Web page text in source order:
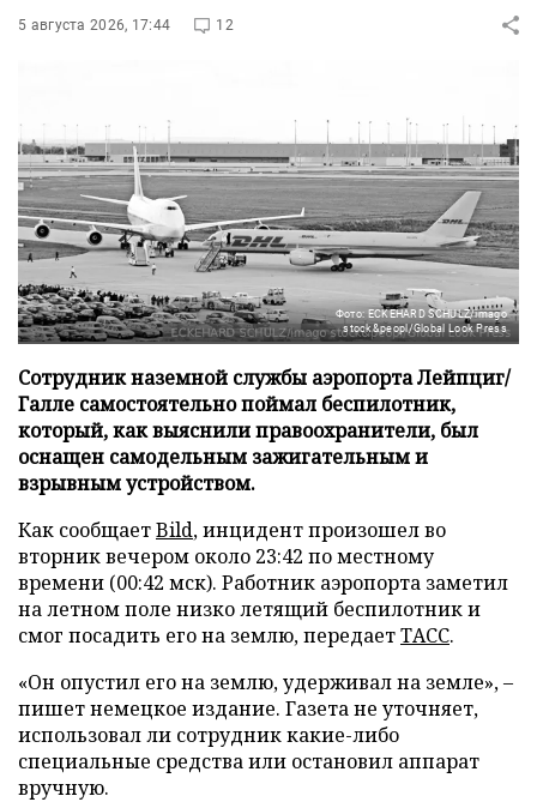
5 августа 2026, 17:44 12
Фото: ECKEHARD SCHULZ/imago
stock&peopl/Global Look Press
Сотрудник наземной службы аэропорта Лейпциг/
Галле самостоятельно поймал беспилотник,
который, как выяснили правоохранители, был
оснащен самодельным зажигательным и
взрывным устройством.
Как сообщаетBild, инцидент произошел во
вторник вечером около 23:42 по местному
времени (00:42 мск). Работник аэропорта заметил
на летном поле низко летящий беспилотник и
смог посадить его на землю, передаетТАСС.
«Он опустил его на землю, удерживал на земле», –
пишет немецкое издание. Газета не уточняет,
использовал ли сотрудник какие-либо
специальные средства или остановил аппарат
вручную.